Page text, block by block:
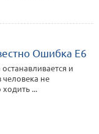
Ошибка Е6
и
не
...